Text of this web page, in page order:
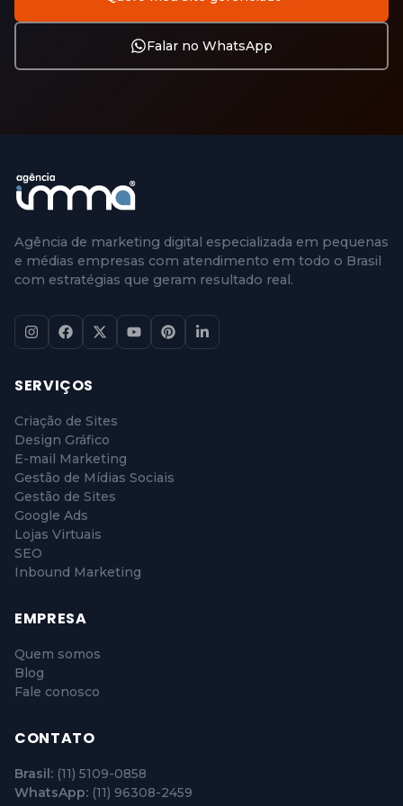
Falar no WhatsApp
Agência de marketing digital especializada em pequenas
e médias empresas com atendimento em todo o Brasil
com estratégias que geram resultado real.
SERVIÇOS
Criação de Sites
Design Gráfico
E-mail Marketing
Gestão de Mídias Sociais
Gestão de Sites
Google Ads
Lojas Virtuais
SEO
Inbound Marketing
EMPRESA
Quem somos
Blog
Fale conosco
CONTATO
Brasil: (11) 5109-0858
WhatsApp: (11) 96308-2459